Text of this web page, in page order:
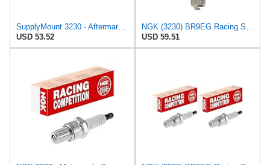
SupplyMount 3230 - Aftermarket Replacement BR9EG Import Plugs 4BX Compatible with NGK
USD 53.52
NGK (3230) BR9EG Racing Spark Plug (8 pack)
USD 59.51